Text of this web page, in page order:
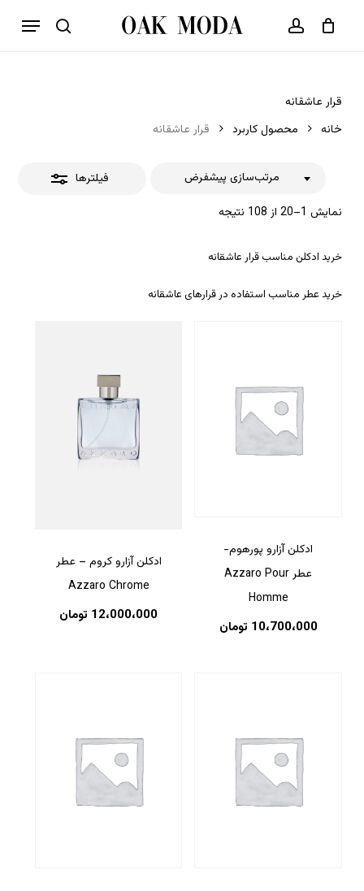
جستجو حساب کاربری
فهرست
سبد خرید بستن
قرار عاشقانه
خانه
محصول کاربرد قرار عاشقانه
فیلترها
نمایش 1–20 از 108 نتیجه
مرتب‌سازی پیشفرض
بستن
خرید ادکلن مناسب قرار عاشقانه
خرید عطر مناسب استفاده در قرارهای عاشقانه
ادکلن آزارو پورهوم-
عطر Azzaro Pour
Homme
10،700،000 تومان
ادکلن آزارو کروم – عطر
Azzaro Chrome
12،000،000 تومان